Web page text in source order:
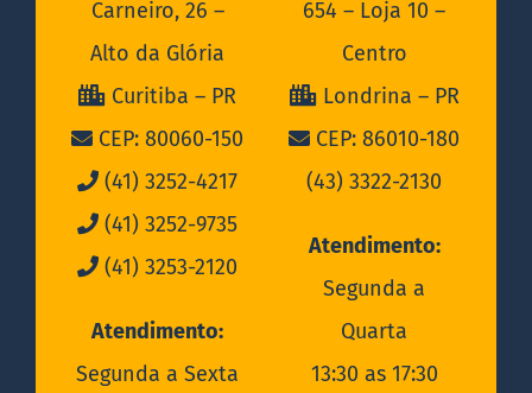
Carneiro, 26 –
Alto da Glória
Curitiba – PR
CEP: 80060-150
(41) 3252-4217
(41) 3252-9735
(41) 3253-2120
Atendimento:
Segunda a Sexta
654 – Loja 10 –
Centro
Londrina – PR
CEP: 86010-180
(43) 3322-2130
Atendimento:
Segunda a
Quarta
13:30 as 17:30